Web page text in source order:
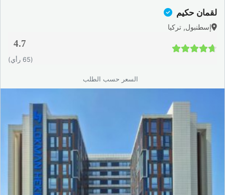
لقمان حكيم
إسطنبول, تركيا
4.7
(65 رأي)
السعر حسب الطلب